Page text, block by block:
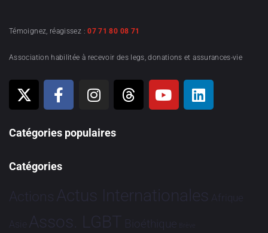
Témoignez, réagissez :07 71 80 08 71
Association habilitée à recevoir des legs, donations et assurances-vie
Catégories populaires
Catégories
Actions Actus Internationales Afrique
Asie Assos. LGBT Bioéthique Brève